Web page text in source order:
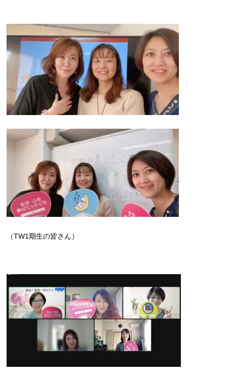
（TW1期生の皆さん）